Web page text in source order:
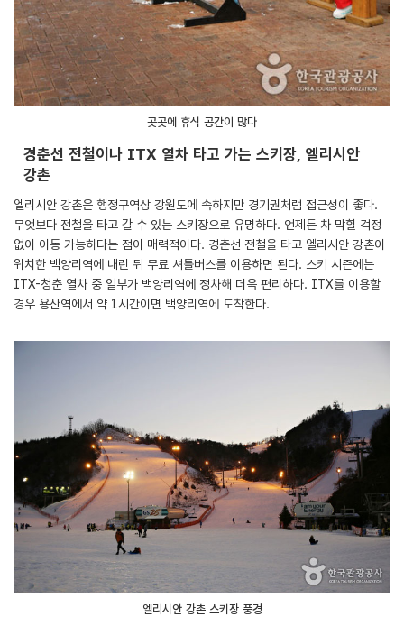
곳곳에 휴식 공간이 많다
경춘선 전철이나 ITX 열차 타고 가는 스키장, 엘리시안
강촌
엘리시안 강촌은 행정구역상 강원도에 속하지만 경기권처럼 접근성이 좋다.
무엇보다 전철을 타고 갈 수 있는 스키장으로 유명하다. 언제든 차 막힐 걱정
없이 이동 가능하다는 점이 매력적이다. 경춘선 전철을 타고 엘리시안 강촌이
위치한 백양리역에 내린 뒤 무료 셔틀버스를 이용하면 된다. 스키 시즌에는
ITX-청춘 열차 중 일부가 백양리역에 정차해 더욱 편리하다. ITX를 이용할
경우 용산역에서 약 1시간이면 백양리역에 도착한다.
엘리시안 강촌 스키장 풍경